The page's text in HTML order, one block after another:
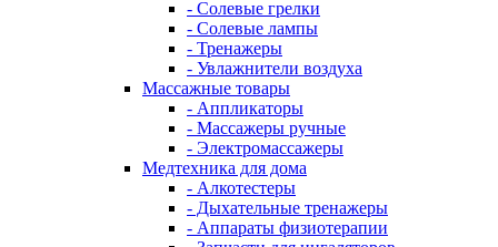
- Солевые грелки
- Солевые лампы
- Тренажеры
- Увлажнители воздуха
Массажные товары
- Аппликаторы
- Массажеры ручные
- Электромассажеры
Медтехника для дома
- Алкотестеры
- Дыхательные тренажеры
- Аппараты физиотерапии